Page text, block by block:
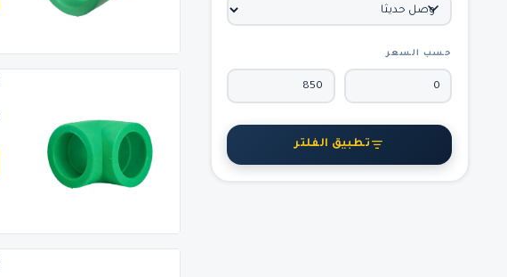
حسب السعر
تطبيق الفلتر